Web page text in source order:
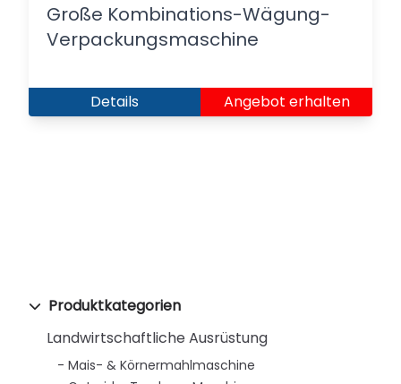
Produktkategorien
Landwirtschaftliche Ausrüstung
Mais- & Körnermahlmaschine
Große Kombinations-Wägung-
Verpackungsmaschine
Details Angebot erhalten